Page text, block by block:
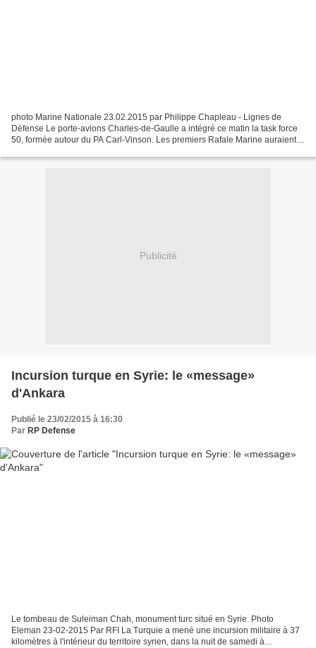
photo Marine Nationale 23.02.2015 par Philippe Chapleau - Lignes de
Défense Le porte-avions Charles-de-Gaulle a intégré ce matin la task force
50, formée autour du PA Carl-Vinson. Les premiers Rafale Marine auraient
Publicité
Incursion turque en Syrie: le «message»
d'Ankara
Publié le 23/02/2015 à 16:30
Par RP Defense
Le tombeau de Suleiman Chah, monument turc situé en Syrie. Photo
Eleman 23-02-2015 Par RFI La Turquie a mené une incursion militaire à 37
kilomètres à l'intérieur du territoire syrien, dans la nuit de samedi à